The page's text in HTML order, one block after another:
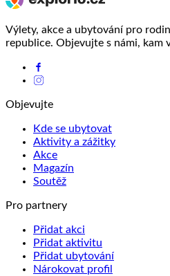
Výlety, akce a ubytování pro
republice. Objevujte s námi, kam
Objevujte
Kde se ubytovat
Aktivity a zážitky
Akce
Magazín
Soutěž
Pro partnery
Přidat akci
Přidat aktivitu
Přidat ubytování
Nárokovat profil